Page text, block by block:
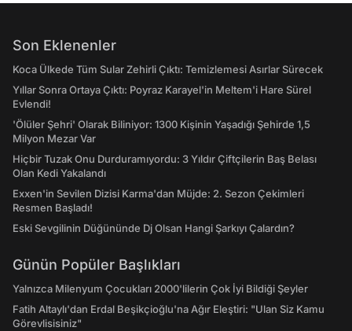
Son Eklenenler
Koca Ülkede Tüm Sular Zehirli Çıktı: Temizlemesi Asırlar Sürecek
Yıllar Sonra Ortaya Çıktı: Poyraz Karayel'in Meltem'i Hare Sürel
Evlendi!
'Ölüler Şehri' Olarak Biliniyor: 1300 Kişinin Yaşadığı Şehirde 1,5
Milyon Mezar Var
Hiçbir Tuzak Onu Durduramıyordu: 3 Yıldır Çiftçilerin Baş Belası
Olan Kedi Yakalandı
Exxen'in Sevilen Dizisi Karma'dan Müjde: 2. Sezon Çekimleri
Resmen Başladı!
Eski Sevgilinin Düğününde Dj Olsan Hangi Şarkıyı Çalardın?
Günün Popüler Başlıkları
Yalnızca Milenyum Çocukları 2000'lilerin Çok İyi Bildiği Şeyler
Fatih Altaylı'dan Erdal Beşikçioğlu'na Ağır Eleştiri: "Ulan Siz Kamu
Görevlisisiniz"